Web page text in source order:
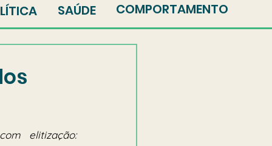
SAÚDE COMPORTAMENTO
elitização: